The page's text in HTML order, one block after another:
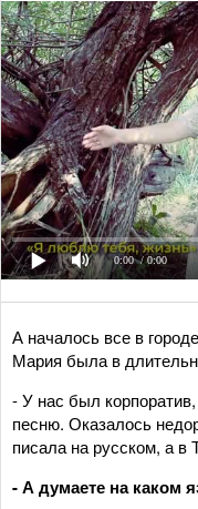
0:00 / 0:00
А началось все в
Мария была в
- У нас был
песню. Оказалось
писала на русском, а в
- А думаете на каком